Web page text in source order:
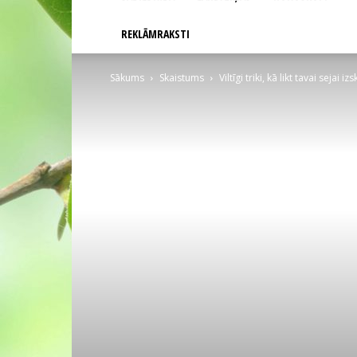
REKLĀMRAKSTI
Sākums Skaistums Viltīgi triki, kā likt tavai sejai